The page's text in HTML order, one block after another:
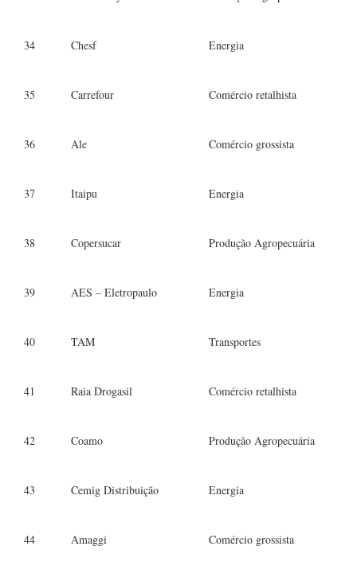
34 Chesf Energia
35 Carrefour Comércio retalhista
36 Ale Comércio grossista
37 Itaipu Energia
38 Copersucar Produção Agropecuária
39 AES – Eletropaulo Energia
40 TAM Transportes
41 Raia Drogasil Comércio retalhista
42 Coamo Produção Agropecuária
43 Cemig Distribuição Energia
44 Amaggi Comércio grossista